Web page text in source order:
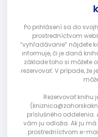
Po prihlásení sa do
prostredníctvom
“vyhľadávanie” nájdete
informuje, či je daná
základe toho si môžete
rezervovať. V prípade, že
Rezervovať knihu
príslušného oddelenia.
vám ju odložia. Ak ju
prostredníctvom e-